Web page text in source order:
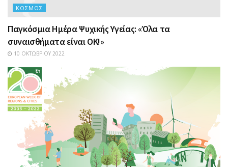
ΚΌΣΜΟΣ
Παγκόσμια Ημέρα Ψυχικής Υγείας: «Όλα τα
συναισθήματα είναι ΟΚ!»
10 ΟΚΤΩΒΡΊΟΥ 2022